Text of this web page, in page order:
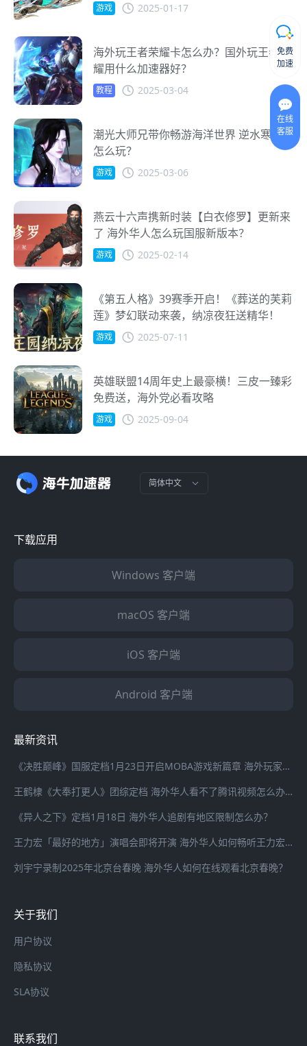
游戏 2025-01-17
海外玩王者荣耀卡怎么办？国外玩王者荣
耀用什么加速器好？
教程 2025-03-04
潮光大师兄带你畅游海洋世界 逆水寒海外
怎么玩？
游戏 2025-03-06
燕云十六声携新时装【白衣修罗】更新来
了 海外华人怎么玩国服新版本？
游戏 2025-02-14
《第五人格》39赛季开启！《葬送的芙莉
莲》梦幻联动来袭，纳凉夜狂送精华！
游戏 2025-07-11
英雄联盟14周年史上最豪横！三皮一臻彩
免费送，海外党必看攻略
游戏 2025-09-04
简体中文
下载应用
Windows 客户端
macOS 客户端
iOS 客户端
Android 客户端
最新资讯
《决胜巅峰》国服定档1月23日开启MOBA游戏新篇章 海外玩家登录国服游戏延迟高怎么办？
王鹤棣《大奉打更人》团综定档 海外华人看不了腾讯视频怎么办？
《异人之下》定档1月18日 海外华人追剧有地区限制怎么办？
王力宏「最好的地方」演唱会即将开演 海外华人如何畅听王力宏最新歌曲
刘宇宁录制2025年北京台春晚 海外华人如何在线观看北京春晚？
关于我们
用户协议
隐私协议
SLA协议
联系我们
免费
加速
在线
客服